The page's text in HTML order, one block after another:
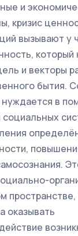
и
кризис
вызывают у
и векторы
бытия.
нуждается в
социальных
пространстве,
оказывать